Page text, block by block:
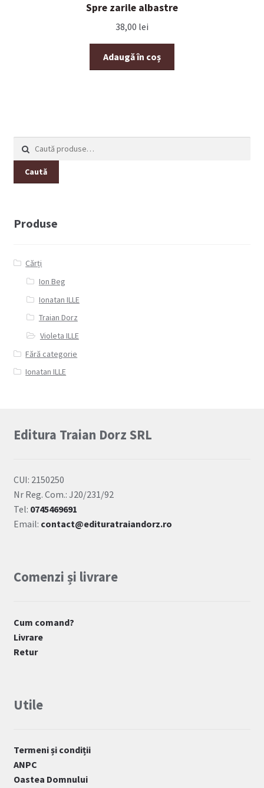
Spre zarile albastre
38,00 lei
Adaugă în coș
după:
Caută
Produse
Cărți
Ion Beg
Ionatan ILLE
Traian Dorz
Violeta ILLE
Fără categorie
Ionatan ILLE
Editura Traian Dorz SRL
CUI: 2150250
Nr Reg. Com.: J20/231/92
Tel: 0745469691
Email: contact@edituratraiandorz.ro
Comenzi și livrare
Cum comand?
Livrare
Retur
Utile
Termeni și condiții
ANPC
Oastea Domnului